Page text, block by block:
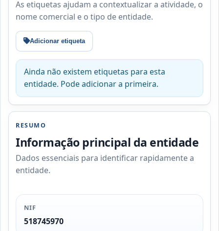
As etiquetas ajudam a contextualizar a atividade, o
nome comercial e o tipo de entidade.
Adicionar etiqueta
Ainda não existem etiquetas para esta
entidade. Pode adicionar a primeira.
RESUMO
Informação principal da entidade
Dados essenciais para identificar rapidamente a
entidade.
NIF
518745970